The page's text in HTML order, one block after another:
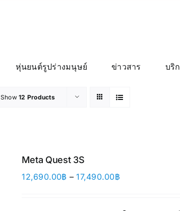
หุ่นยนต์รูปร่างมนุษย์ ข่าวสาร บริ
Show12 Products
Meta Quest 3S
12,690.00฿ – 17,490.00฿Price